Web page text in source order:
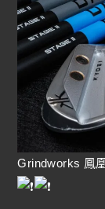
Grindworks 鳳